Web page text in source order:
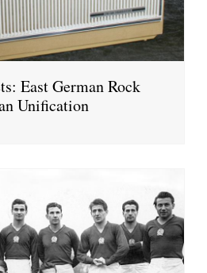
East German Rock
Unification